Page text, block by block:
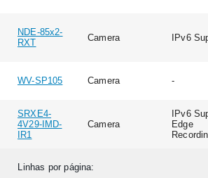
NDE-85x2-
RXT
Camera IPv6
WV-SP105 Camera -
SRXE4-
4V29-IMD-
IR1
Camera
IPv6
Edge
Linhas por página: